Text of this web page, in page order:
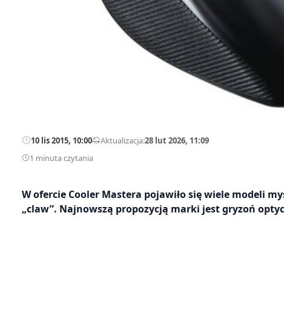
10 lis 2015, 10:00—Aktualizacja:28 lut 2026, 11:09
1 minuta czytania
W ofercie Cooler Mastera pojawiło się wiele modeli
„claw”. Najnowszą propozycją marki jest gryzoń